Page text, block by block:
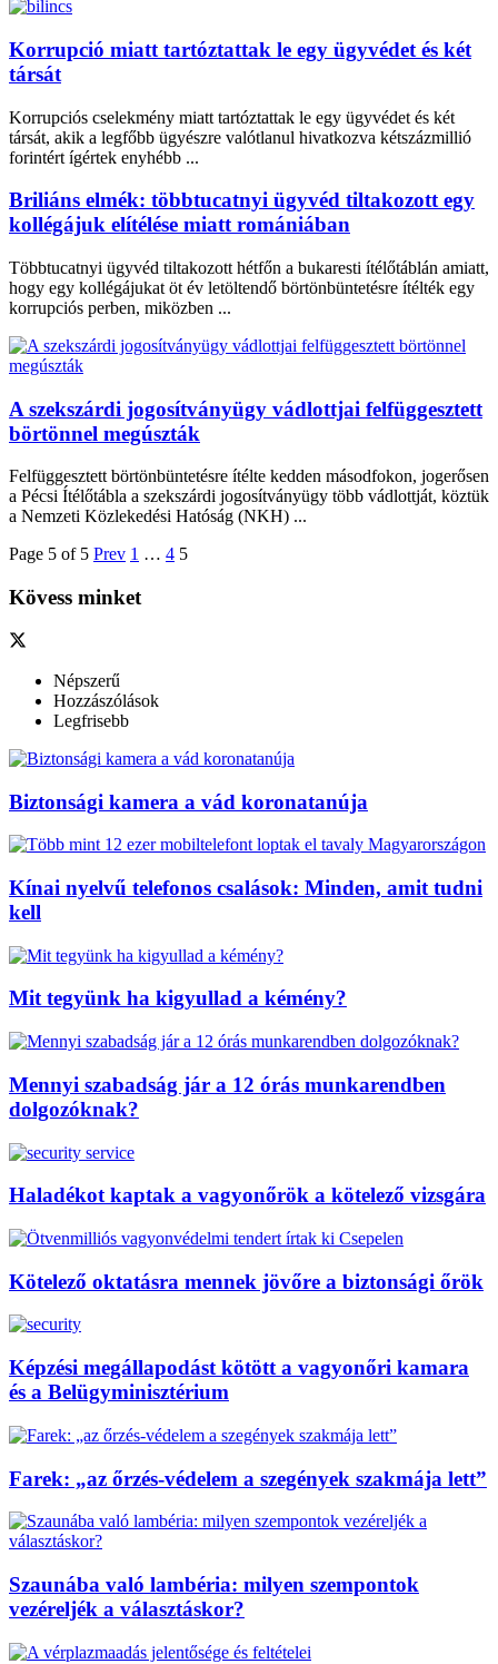
Korrupció miatt tartóztattak le egy ügyvédet és két
társát
Korrupciós cselekmény miatt tartóztattak le egy ügyvédet és két
társát, akik a legfőbb ügyészre valótlanul hivatkozva kétszázmillió
forintért ígértek enyhébb ...
Briliáns elmék: többtucatnyi ügyvéd tiltakozott egy
kollégájuk elítélése miatt romániában
Többtucatnyi ügyvéd tiltakozott hétfőn a bukaresti ítélőtáblán amiatt,
hogy egy kollégájukat öt év letöltendő börtönbüntetésre ítélték egy
korrupciós perben, miközben ...
A szekszárdi jogosítványügy vádlottjai felfüggesztett
börtönnel megúszták
Felfüggesztett börtönbüntetésre ítélte kedden másodfokon, jogerősen
a Pécsi Ítélőtábla a szekszárdi jogosítványügy több vádlottját, köztük
a Nemzeti Közlekedési Hatóság (NKH) ...
Page 5 of 5 Prev 1 … 4 5
Kövess minket
Népszerű
Hozzászólások
Legfrisebb
Biztonsági kamera a vád koronatanúja
Kínai nyelvű telefonos csalások: Minden, amit tudni
kell
Mit tegyünk ha kigyullad a kémény?
Mennyi szabadság jár a 12 órás munkarendben
dolgozóknak?
Haladékot kaptak a vagyonőrök a kötelező vizsgára
Kötelező oktatásra mennek jövőre a biztonsági őrök
Képzési megállapodást kötött a vagyonőri kamara
és a Belügyminisztérium
Farek: „az őrzés-védelem a szegények szakmája lett”
Szaunába való lambéria: milyen szempontok
vezéreljék a választáskor?